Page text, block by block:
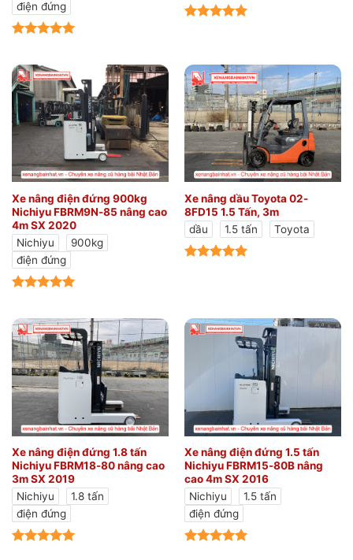
điện đứng
Xe nâng điện đứng 900kg
Nichiyu FBRM9N-85 nâng cao
4m SX 2020
Nichiyu
900kg
điện đứng
Xe nâng dầu Toyota 02-
8FD15 1.5 Tấn, 3m
dầu
1.5 tấn Toyota
Xe nâng điện đứng 1.8 tấn
Nichiyu FBRM18-80 nâng cao
3m SX 2019
Nichiyu
1.8 tấn
điện đứng
Xe nâng điện đứng 1.5 tấn
Nichiyu FBRM15-80B nâng
cao 4m SX 2016
Nichiyu
1.5 tấn
điện đứng